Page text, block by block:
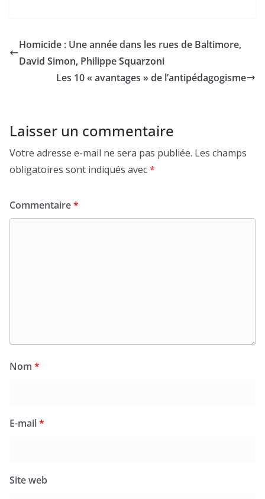
Homicide : Une année dans les rues de Baltimore,
David Simon, Philippe Squarzoni
Les 10 « avantages » de l’antipédagogisme
Laisser un commentaire
Votre adresse e-mail ne sera pas publiée. Les champs
obligatoires sont indiqués avec*
Commentaire*
Nom *
E-mail*
Site web